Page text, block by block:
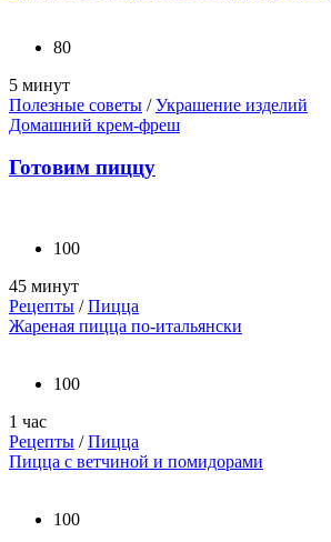
80
5 минут
Полезные советы /Украшение изделий
Домашний крем-фреш
Готовим пиццу
100
45 минут
Рецепты /Пицца
Жареная пицца по-итальянски
100
1 час
Рецепты /Пицца
Пицца с ветчиной и помидорами
100